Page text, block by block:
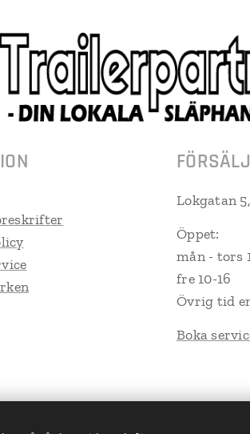
Lokgatan
Öppet:
mån - tors
fre 10-16
Övrig tid
Boka